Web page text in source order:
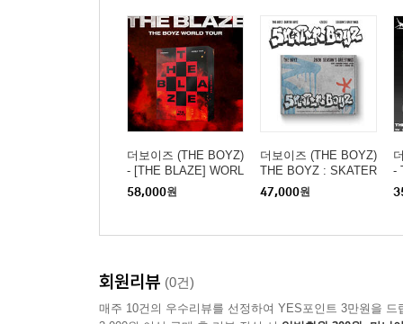
더보이즈 (THE BOYZ)
- [THE BLAZE] WORL
D TOUR in SEOUL [Q
58,000원
더보이즈 (THE BOYZ)
THE BOYZ : SKATER
BOYZ (2026) SEASO
N’S GREETINGS
47,000원
-
회원리뷰 (0건)
매주 10건의 우수리뷰를 선정하여 YES포인트 3만원을 드